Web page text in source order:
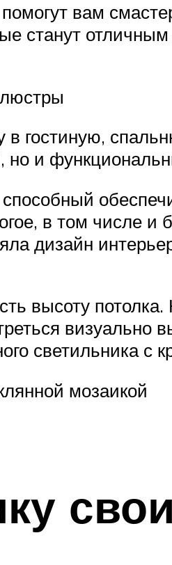
вам
станут
гостиную,
но и
в том числе и
дизайн
высоту
светильника с
мозаикой